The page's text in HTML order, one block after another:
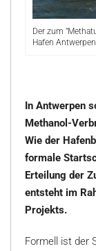
Der zum
Hafen Antwerpen
In Antwerpen
Methanol-
Wie der
formale
Erteilung der
entsteht im
Projekts.
Formell ist der